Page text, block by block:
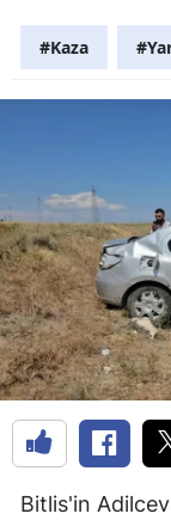
#Kaza
Bitlis'in